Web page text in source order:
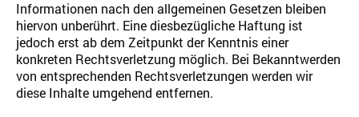
Informationen nach den allgemeinen Gesetzen bleiben
hiervon unberührt. Eine diesbezügliche Haftung ist
jedoch erst ab dem Zeitpunkt der Kenntnis einer
konkreten Rechtsverletzung möglich. Bei Bekanntwerden
von entsprechenden Rechtsverletzungen werden wir
diese Inhalte umgehend entfernen.